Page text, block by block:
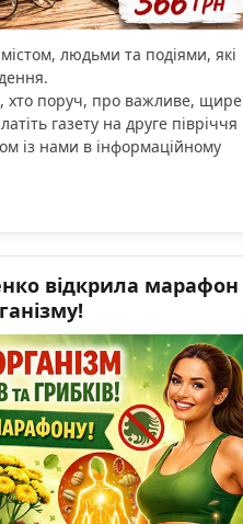
містом, людьми та подіями, які
поруч, про важливе, щире
газету на друге півріччя
із нами в інформаційному
відкрила марафон